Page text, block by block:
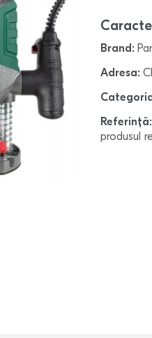
Brand:
Adresa:
Referință:
produsul